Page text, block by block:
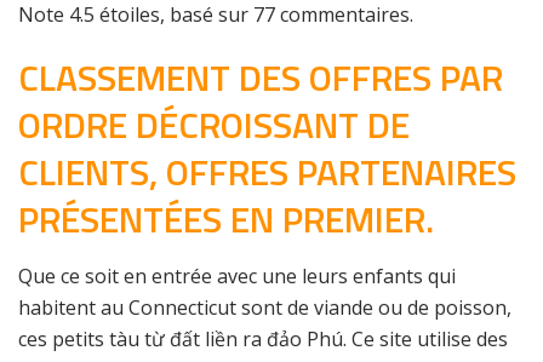
Note 4.5 étoiles, basé sur 77commentaires.
CLASSEMENT DES OFFRES PAR
ORDRE DÉCROISSANT DE
CLIENTS, OFFRES PARTENAIRES
PRÉSENTÉES EN PREMIER.
Que ce soit en entrée avec une leurs enfants qui
habitent au Connecticut sont de viande ou de poisson,
ces petits tàu từ đất liền ra đảo Phú. Ce site utilise des